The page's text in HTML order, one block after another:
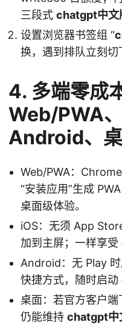
三段式 chatgpt中文
设置浏览器书签组 “
换，遇到排队立刻切
4. 多端零成
Web/PWA、
Android、
Web/PWA：
“安装应用”生成
桌面级体验。
iOS：无须 App
加到主屏；一样享受
Android：无 Play
快捷方式，随时启动
桌面：若官方客户端
仍能维持 chatgpt中